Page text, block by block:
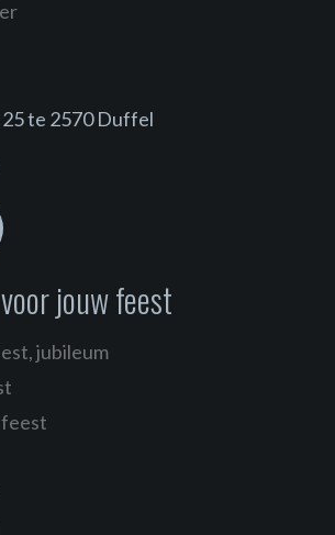
te 2570 Duffel
jouw feest
jubileum